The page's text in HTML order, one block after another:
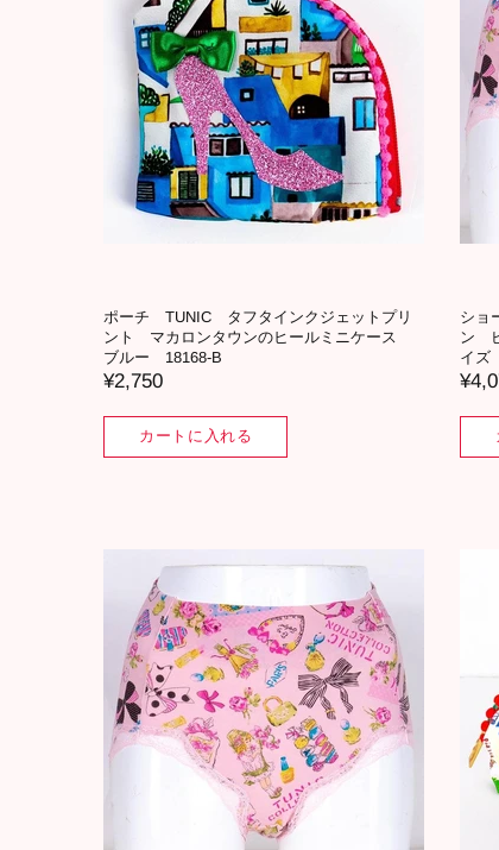
ポーチ TUNIC タフタインクジェットプリ
ント マカロンタウンのヒールミニケース
ブルー 18168-B
¥2,750
カートに入れる
ショ
ン
イズ